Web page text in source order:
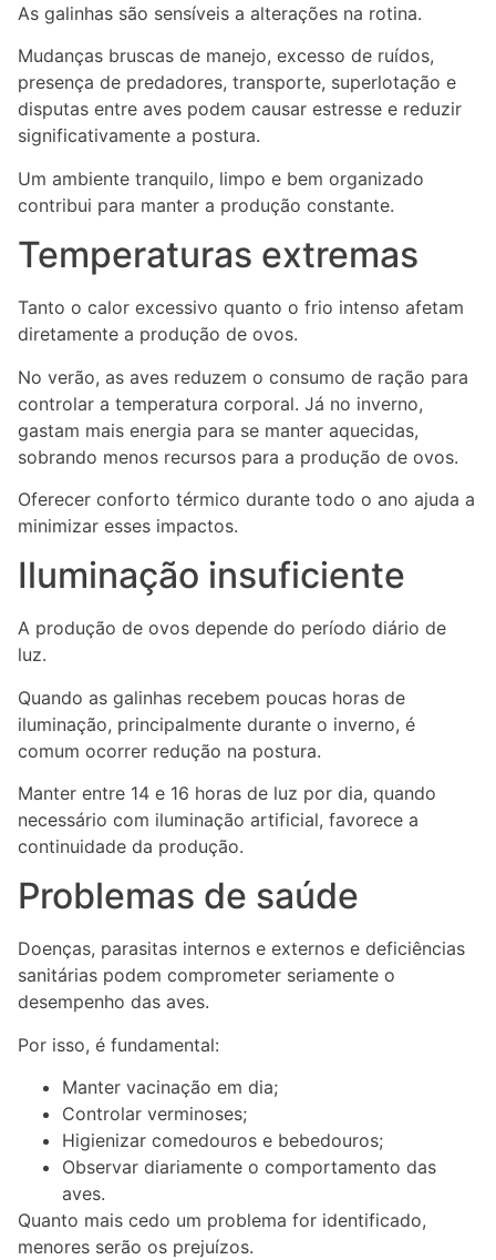
As galinhas são sensíveis a alterações na rotina.
Mudanças bruscas de manejo, excesso de ruídos,
presença de predadores, transporte, superlotação e
disputas entre aves podem causar estresse e reduzir
significativamente a postura.
Um ambiente tranquilo, limpo e bem organizado
contribui para manter a produção constante.
Temperaturas extremas
Tanto o calor excessivo quanto o frio intenso afetam
diretamente a produção de ovos.
No verão, as aves reduzem o consumo de ração para
controlar a temperatura corporal. Já no inverno,
gastam mais energia para se manter aquecidas,
sobrando menos recursos para a produção de ovos.
Oferecer conforto térmico durante todo o ano ajuda a
minimizar esses impactos.
Iluminação insuficiente
A produção de ovos depende do período diário de
luz.
Quando as galinhas recebem poucas horas de
iluminação, principalmente durante o inverno, é
comum ocorrer redução na postura.
Manter entre 14 e 16 horas de luz por dia, quando
necessário com iluminação artificial, favorece a
continuidade da produção.
Problemas de saúde
Doenças, parasitas internos e externos e deficiências
sanitárias podem comprometer seriamente o
desempenho das aves.
Por isso, é fundamental:
Manter vacinação em dia;
Controlar verminoses;
Higienizar comedouros e bebedouros;
Observar diariamente o comportamento das
aves.
Quanto mais cedo um problema for identificado,
menores serão os prejuízos.